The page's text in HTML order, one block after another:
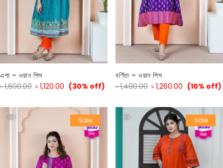
এশা – ওয়ান পিস
৳1,600.00 ৳ 1,120.00 (30% off)
বর্ণিতা – ওয়ান পিস
৳1,400.00 ৳ 1,260.00 (10% off)
Sale Sale